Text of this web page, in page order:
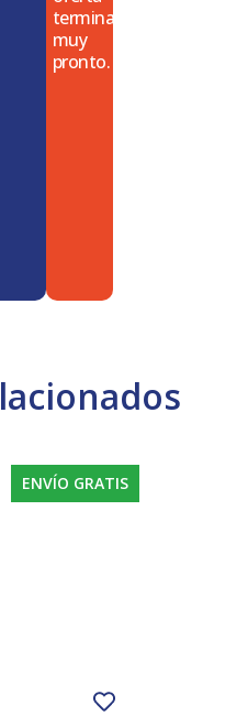
ENVÍO GRATIS
termina
muy
pronto.